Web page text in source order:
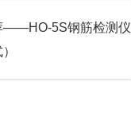
——HO-5S钢筋检测仪